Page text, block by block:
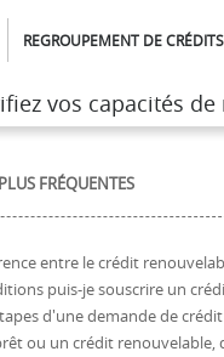
vos capacités
REGROUPEMENT DE CRÉDITS
la carte cofinoga
FRÉQUENTES
entre le crédit
puis-je souscrire un
d'une demande de
ou un crédit renouvelable,
vos capacités